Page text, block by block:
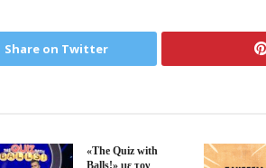
Share on Twitter
«The Quiz with
Balls!» με τον